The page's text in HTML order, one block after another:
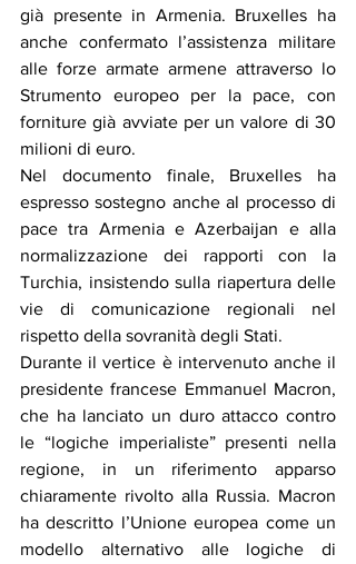
già presente in Armenia. Bruxelles ha
anche confermato l’assistenza militare
alle forze armate armene attraverso lo
Strumento europeo per la pace, con
forniture già avviate per un valore di 30
milioni di euro.
Nel documento finale, Bruxelles ha
espresso sostegno anche al processo di
pace tra Armenia e Azerbaijan e alla
normalizzazione dei rapporti con la
Turchia, insistendo sulla riapertura delle
vie di comunicazione regionali nel
rispetto della sovranità degli Stati.
Durante il vertice è intervenuto anche il
presidente francese Emmanuel Macron,
che ha lanciato un duro attacco contro
le “logiche imperialiste” presenti nella
regione, in un riferimento apparso
chiaramente rivolto alla Russia. Macron
ha descritto l’Unione europea come un
modello alternativo alle logiche di